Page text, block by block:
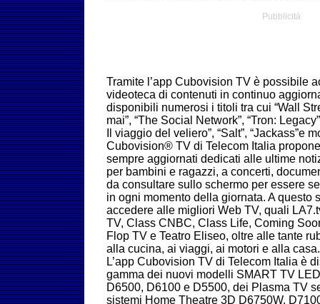
Pubblicità
Tramite l’app Cubovision TV è possibile
videoteca di contenuti in continuo
disponibili numerosi i titoli tra cui “Wall
mai”, “The Social Network”, “Tron:
Il viaggio del veliero”, “Salt”, “Jackass”e
Cubovision® TV di Telecom Italia
sempre aggiornati dedicati alle ultime
per bambini e ragazzi, a concerti,
da consultare sullo schermo per essere
in ogni momento della giornata. A questo
accedere alle migliori Web TV, quali
TV, Class CNBC, Class Life, Coming
Flop TV e Teatro Eliseo, oltre alle tante
alla cucina, ai viaggi, ai motori e alla casa.
L’app Cubovision TV di Telecom Italia è
gamma dei nuovi modelli SMART TV
D6500, D6100 e D5500, dei Plasma TV
sistemi Home Theatre 3D D6750W,